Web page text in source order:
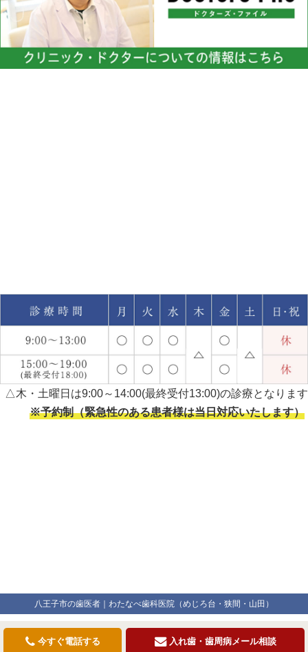
△木・土曜日は9:00～14:00(最終受付13:00)の診療となります
※予約制（緊急性のある患者様は当日対応いたします）
八王子市の歯医者｜わたなべ歯科医院（めじろ台・狭間・山田）
今すぐ電話する 入れ歯・歯周病メール相談